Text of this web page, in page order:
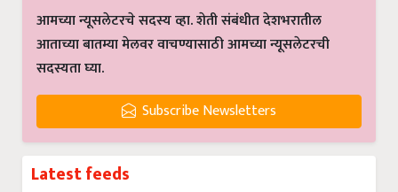
आमच्या न्यूसलेटरचे सदस्य व्हा. शेती संबंधीत देशभरातील
आताच्या बातम्या मेलवर वाचण्यासाठी आमच्या न्यूसलेटरची
सदस्यता घ्या.
Subscribe Newsletters
Latest feeds